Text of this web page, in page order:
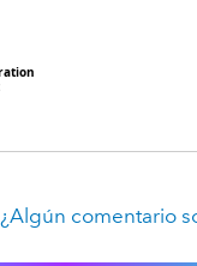
¿Algún comentario